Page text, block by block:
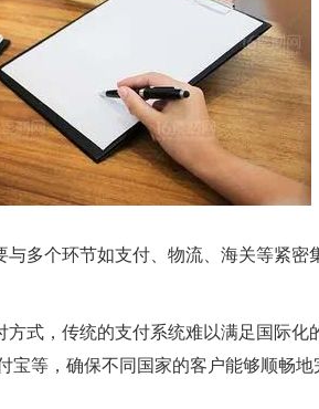
多个环节如支付、物流、海关等紧密
式，传统的支付系统难以满足国际化
等，确保不同国家的客户能够顺畅